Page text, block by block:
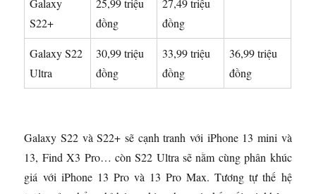
S22+
đồng
đồng
Galaxy S22
Ultra
30,99 triệu
đồng
33,99 triệu
đồng
36,99 triệu
đồng
Galaxy S22 và S22+ sẽ cạnh tranh với iPhone 13 mini và
13, Find X3 Pro… còn S22 Ultra sẽ nằm cùng phân khúc
giá với iPhone 13 Pro và 13 Pro Max. Tương tự thế hệ